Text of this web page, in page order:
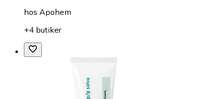
hos Apohem
+4 butiker